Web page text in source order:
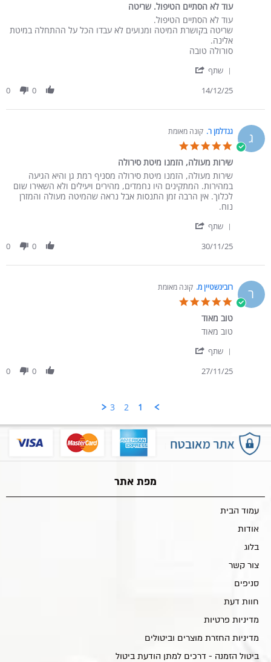
עוד לא הסתיים הטיפול. שריטה
Review by שפילמן ד. on 14 Dec 2025
review stating עוד לא הסתיים הטיפול. שריטה
עוד לא הסתיים הטיפול.
שריטה בקושרת המיטה ומנועים לא עבדו הכל על ההתחלה במיטת
אלינה.
סורולה טובה
שתף
14/12/25
0
0
ג גנדלמן ר. קונה מאומת
שירות מעולה, הזמנו מיטת סירולה
Review by גנדלמן ר. on 30 Nov 2025
review stating שירות מעולה, הזמנו מיטת סירולה
שירות מעולה, הזמנו מיטת סירולה מסניף רמת גן והיא הגיעה
במהירות. המתקינים היו נחמדים, מהירים ויעילים ולא השאירו שום
לכלוך. אין הרבה זמן התנסות אבל נראה שהמיטה מעולה והמזרן
נוח.
שתף
30/11/25
0
0
ר רובינשטיין מ. קונה מאומת
טוב מאוד
Review by רובינשטיין מ. on 27 Nov 2025
review stating טוב מאוד
טוב מאוד
שתף
27/11/25
0
0
1
2
3
מפת אתר
עמוד הבית
אודות
בלוג
צור קשר
סניפים
חוות דעת
מדיניות פרטיות
מדיניות החזרת מוצרים וביטולים
ביטול הזמנה - דרכים למתן הודעת ביטול